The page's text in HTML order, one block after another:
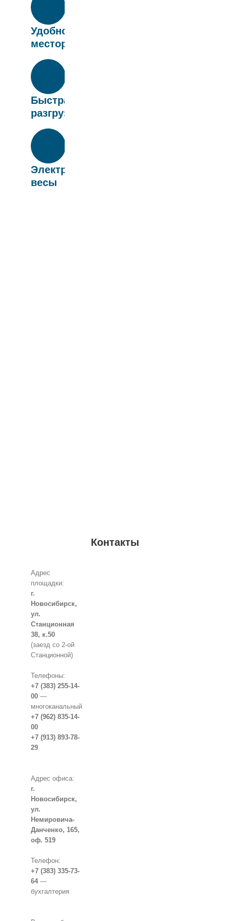
Удобное
месторасположение
Быстрая
разгрузка
Электронные
весы
Контакты
Адрес
площадки:
г.
Новосибирск,
ул.
Станционная
38, к.50
(заезд со 2-ой
Станционной)
Телефоны:
+7 (383) 255-14-
00 —
многоканальный
+7 (962) 835-14-
00
+7 (913) 893-78-
29
Адрес офиса:
г.
Новосибирск,
ул.
Немировича-
Данченко, 165,
оф. 519
Телефон:
+7 (383) 335-73-
64 —
бухгалтерия